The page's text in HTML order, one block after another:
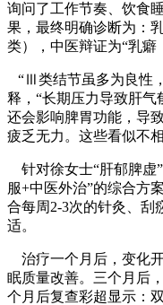
询问了工作节奏、饮食
果，最终明确诊断为：
类），中医辩证为“乳癖
“Ⅲ类结节虽多为良性
释，“长期压力导致肝
还会影响脾胃功能，导
疲乏无力。这些看似不
针对徐女士“肝郁脾虚
服+中医外治”的综合方
合每周2-3次的针灸、刮
适。
治疗一个月后，变化
眠质量改善。三个月后
个月后复查彩超显示：